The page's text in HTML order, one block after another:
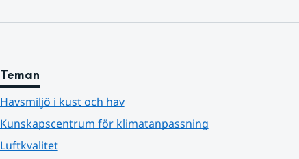
Teman
Havsmiljö i kust och hav
Kunskapscentrum för klimatanpassning
Luftkvalitet